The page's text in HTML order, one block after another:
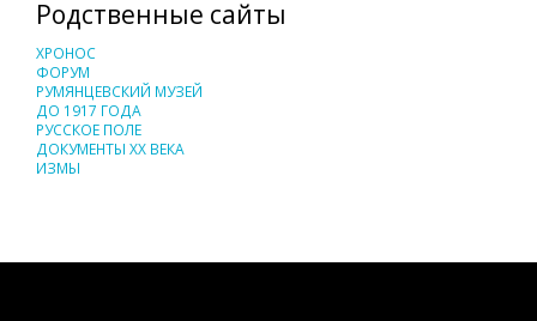
Родственные сайты
ХРОНОС
ФОРУМ
РУМЯНЦЕВСКИЙ МУЗЕЙ
ДО 1917 ГОДА
РУССКОЕ ПОЛЕ
ДОКУМЕНТЫ XX ВЕКА
ИЗМЫ